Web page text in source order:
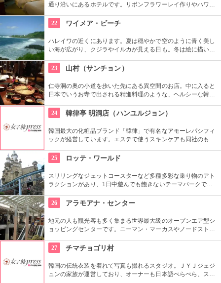
通り沿いにあるホテルです。リボンフラワーレイ作りやハワイ
ワイアンキルトの巨匠が作ったキルト型も買うことができま
す。
22 ワイメア・ビーチ
ハレイワの近くにあります。夏は穏やかで空のように青く美し
い海が広がり、クジラやイルカが見える日も。冬は絵に描いた
ァーたちが集まります。夕日が絶景なことでも知られていま
す。
23 山村（サンチョン）
仁寺洞の奥の小道を歩いた先にある異空間のお店。中に入ると
日本でいうお寺で出される精進料理のような、ヘルシーな韓定
い民族衣装を着た人が伝統芸能を披露します。お食事と一緒に
楽しめます。
24 韓律亭 明洞店（ハンユルジョン）
韓国最大の化粧品ブランド「韓律」で有名なアモーレパシフィ
ックが経営しています。エステで使うスキンケアも同社のもの
す。
25 ロッテ・ワールド
スリリングなジェットコースターなど多種多彩な乗り物のアト
ラクションがあり、1日中遊んでも飽きないテーマパークで
た。夜はお城のライトアップもあり、デートで訪れるのも楽し
そうです。
26 アラモアナ・センター
地元の人も観光客も多く集まる世界最大級のオープンエア型シ
ョッピングセンターです。ニーマン・マーカスやノードストロ
ンドもたくさんあるのも、見逃せませんね。
27 チマチョゴリ村
韓国の伝統衣装を着れて写真も撮れるスタジオ。ＪＹＪジェジ
ュンの家族が運営しており、オーナーも日本語ぺらぺら、スタ